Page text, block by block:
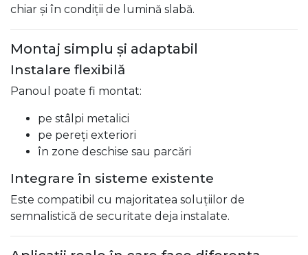
chiar și în condiții de lumină slabă.
Montaj simplu și adaptabil
Instalare flexibilă
Panoul poate fi montat:
pe stâlpi metalici
pe pereți exteriori
în zone deschise sau parcări
Integrare în sisteme existente
Este compatibil cu majoritatea soluțiilor de
semnalistică de securitate deja instalate.